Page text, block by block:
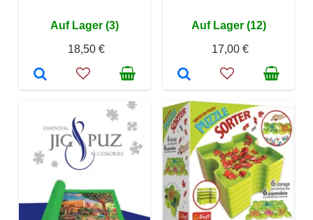
Auf Lager (3)
18,50 €
Auf Lager (12)
17,00 €